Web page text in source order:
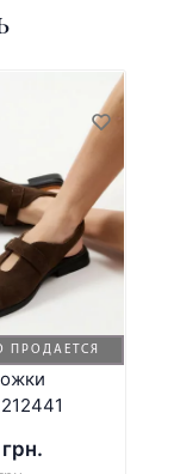
ПРОДАЕТСЯ